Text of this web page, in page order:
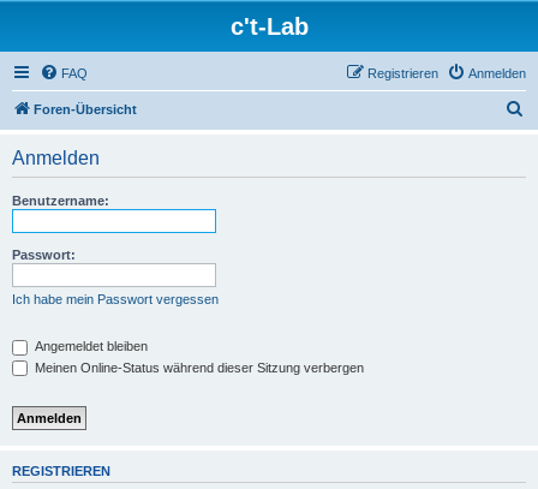
c't-Lab
FAQ Anmelden
Registrieren
Foren-Übersicht
Anmelden
Benutzername:
Passwort:
Ich habe mein Passwort vergessen
Angemeldet bleiben
Meinen Online-Status während dieser Sitzung verbergen
REGISTRIEREN